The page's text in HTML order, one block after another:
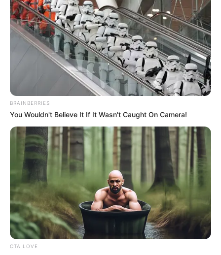
The Lord of Dramas
- /10 (- Votes)
Beri Rating & Review
Edit
Drama Korea
The Lord of Dramastayang di stasiun lokal yaitu
NET TV pada 19 Agustus 2020. Tayang setiap Senin hingga
Jum’at jam 16.30 WIB.
Drama yang diproduksi tahun 2012 ini mengusung genre satir,
komedi dan roman menjadikan drama ini memiliki jalan cerita
yang menarik.
BRAINBERRIES
You Wouldn't Believe It If It Wasn't Caught On Camera!
CTA LOVE